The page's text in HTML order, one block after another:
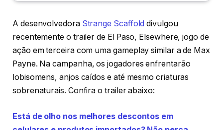
A desenvolvedora Strange Scaffold divulgou
recentemente o trailer de El Paso, Elsewhere, jogo de
ação em terceira com uma gameplay similar a de Max
Payne. Na campanha, os jogadores enfrentarão
lobisomens, anjos caídos e até mesmo criaturas
sobrenaturais. Confira o trailer abaixo:
Está de olho nos melhores descontos em